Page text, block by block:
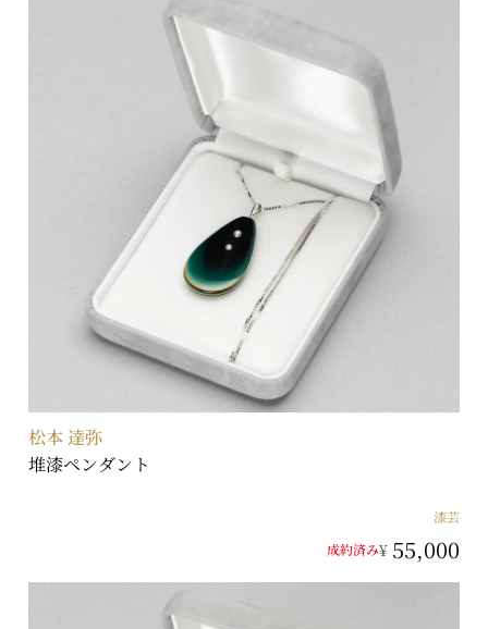
松本 達弥
堆漆ペンダント
漆芸
成約済み¥ 55,000